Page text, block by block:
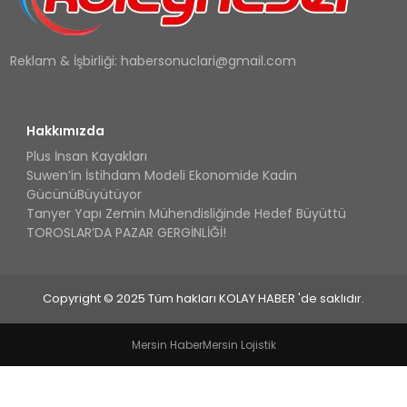
Reklam & İşbirliği: habersonuclari@gmail.com
Hakkımızda
Plus İnsan Kayakları
Suwen’in İstihdam Modeli Ekonomide Kadın
GücünüBüyütüyor
Tanyer Yapı Zemin Mühendisliğinde Hedef Büyüttü
TOROSLAR’DA PAZAR GERGİNLİĞİ!
Copyright © 2025 Tüm hakları KOLAY HABER 'de saklıdır.
Mersin HaberMersin Lojistik